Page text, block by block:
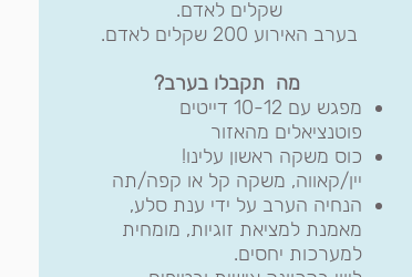
שקלים לאדם.
בערב האירוע 200 שקלים לאדם.
מה תקבלו בערב?
מפגש עם 10-12 דייטים
פוטנציאלים מהאזור
כוס משקה ראשון עלינו!
יין/קאווה, משקה קל או קפה/תה
הנחיה הערב על ידי ענת סלע,
מאמנת למציאת זוגיות, מומחית
למערכות יחסים.